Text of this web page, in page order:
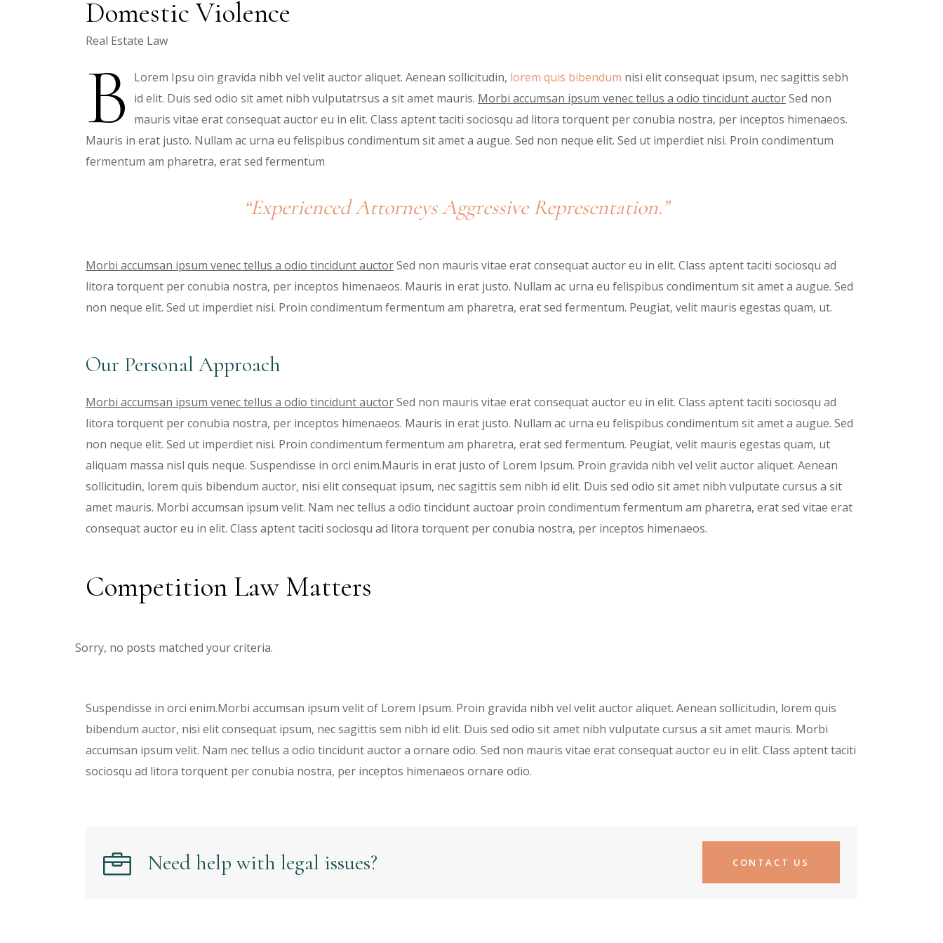
Domestic Violence
Real Estate Law
B Lorem Ipsu oin gravida nibh vel velit auctor aliquet. Aenean sollicitudin, lorem quis bibendum nisi elit consequat ipsum, nec sagittis sebh
id elit. Duis sed odio sit amet nibh vulputatrsus a sit amet mauris. Morbi accumsan ipsum venec tellus a odio tincidunt auctorSed non
mauris vitae erat consequat auctor eu in elit. Class aptent taciti sociosqu ad litora torquent per conubia nostra, per inceptos himenaeos.
Mauris in erat justo. Nullam ac urna eu felispibus condimentum sit amet a augue. Sed non neque elit. Sed ut imperdiet nisi. Proin condimentum
fermentum am pharetra, erat sed fermentum
“Experienced Attorneys Aggressive Representation.”
Morbi accumsan ipsum venec tellus a odio tincidunt auctorSed non mauris vitae erat consequat auctor eu in elit. Class aptent taciti sociosqu ad
litora torquent per conubia nostra, per inceptos himenaeos. Mauris in erat justo. Nullam ac urna eu felispibus condimentum sit amet a augue. Sed
non neque elit. Sed ut imperdiet nisi. Proin condimentum fermentum am pharetra, erat sed fermentum. Peugiat, velit mauris egestas quam, ut.
Our Personal Approach
Morbi accumsan ipsum venec tellus a odio tincidunt auctorSed non mauris vitae erat consequat auctor eu in elit. Class aptent taciti sociosqu ad
litora torquent per conubia nostra, per inceptos himenaeos. Mauris in erat justo. Nullam ac urna eu felispibus condimentum sit amet a augue. Sed
non neque elit. Sed ut imperdiet nisi. Proin condimentum fermentum am pharetra, erat sed fermentum. Peugiat, velit mauris egestas quam, ut
aliquam massa nisl quis neque. Suspendisse in orci enim.Mauris in erat justo of Lorem Ipsum. Proin gravida nibh vel velit auctor aliquet. Aenean
sollicitudin, lorem quis bibendum auctor, nisi elit consequat ipsum, nec sagittis sem nibh id elit. Duis sed odio sit amet nibh vulputate cursus a sit
amet mauris. Morbi accumsan ipsum velit. Nam nec tellus a odio tincidunt auctoar proin condimentum fermentum am pharetra, erat sed vitae erat
consequat auctor eu in elit. Class aptent taciti sociosqu ad litora torquent per conubia nostra, per inceptos himenaeos.
Competition Law Matters
Sorry, no posts matched your criteria.
Suspendisse in orci enim.Morbi accumsan ipsum velit of Lorem Ipsum. Proin gravida nibh vel velit auctor aliquet. Aenean sollicitudin, lorem quis
bibendum auctor, nisi elit consequat ipsum, nec sagittis sem nibh id elit. Duis sed odio sit amet nibh vulputate cursus a sit amet mauris. Morbi
accumsan ipsum velit. Nam nec tellus a odio tincidunt auctor a ornare odio. Sed non mauris vitae erat consequat auctor eu in elit. Class aptent taciti
sociosqu ad litora torquent per conubia nostra, per inceptos himenaeos ornare odio.
Need help with legal issues? CONTACT US